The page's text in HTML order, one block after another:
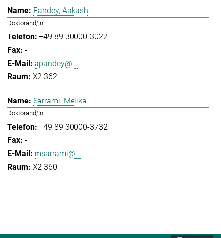
Pandey, Aakash
Doktorand/in
+49 89 30000-3022
-
apandey@...
X2 362
Sarrami, Melika
Doktorand/in
+49 89 30000-3732
-
msarrami@...
X2 360